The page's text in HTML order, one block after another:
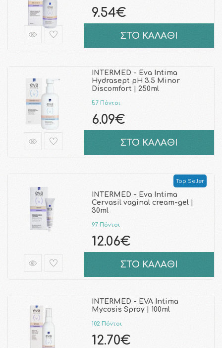
9.54€
ΣΤΟ ΚΑΛΑΘΙ
INTERMED - Eva Intima
Hydrasept pH 3.5 Minor
Discomfort | 250ml
57 Πόντοι
6.09€
ΣΤΟ ΚΑΛΑΘΙ
Top Seller
INTERMED - Eva Intima
Cervasil vaginal cream-gel |
30ml
97 Πόντοι
12.06€
ΣΤΟ ΚΑΛΑΘΙ
INTERMED - EVA Intima
Mycosis Spray | 100ml
102 Πόντοι
12.70€